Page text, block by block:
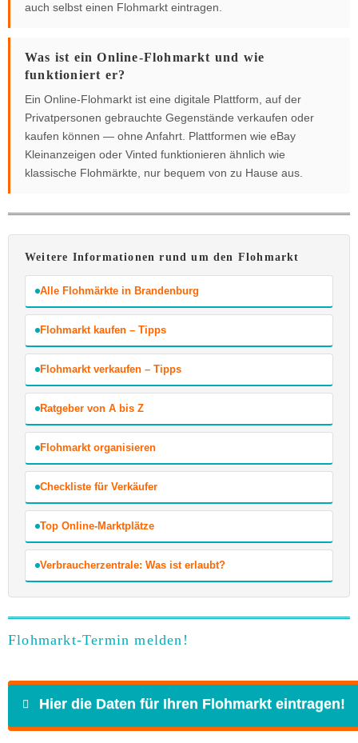
auch selbst einen Flohmarkt eintragen.
Was ist ein Online-Flohmarkt und wie
funktioniert er?
Ein Online-Flohmarkt ist eine digitale Plattform, auf der
Privatpersonen gebrauchte Gegenstände verkaufen oder
kaufen können — ohne Anfahrt. Plattformen wie eBay
Kleinanzeigen oder Vinted funktionieren ähnlich wie
klassische Flohmärkte, nur bequem von zu Hause aus.
Weitere Informationen rund um den Flohmarkt
Alle Flohmärkte in Brandenburg
Flohmarkt kaufen – Tipps
Flohmarkt verkaufen – Tipps
Ratgeber von A bis Z
Flohmarkt organisieren
Checkliste für Verkäufer
Top Online-Marktplätze
Verbraucherzentrale: Was ist erlaubt?
Flohmarkt-Termin melden!
Hier die Daten für Ihren Flohmarkt eintragen!